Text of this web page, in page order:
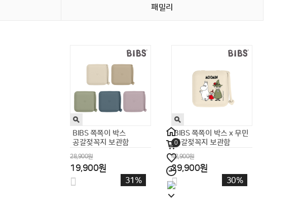
0
패밀리
플랜토이즈 원목장난감
주방놀이 바비큐 플레이
159,000원
109,000원
31%
플랜토이즈 원목 브런치
소꿉놀이 세트 모음전
60,000원
26,900원
55%